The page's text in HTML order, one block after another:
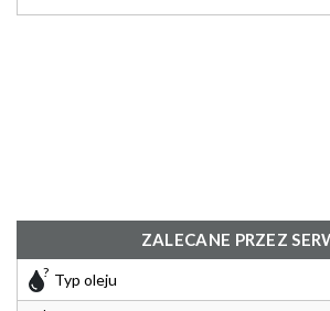
ZALECANE PRZEZ
Typ oleju